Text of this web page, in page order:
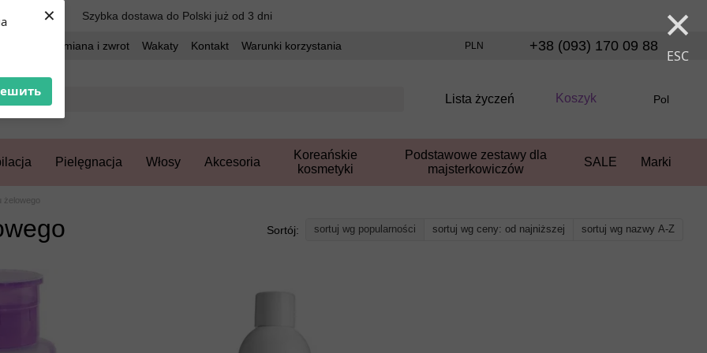
× ×
ESC
Szybka dostawa do Polski już od 3 dni
Wymiana i zwrot Wakaty Kontakt
Warunki korzystania
PLN +38 (093) 170 09 88
Lista życzeń Koszyk Pol
Pielęgnacja Włosy Akcesoria
Koreańskie
kosmetyki
Podstawowe zestawy dla
majsterkowiczów
SALE Marki
Sortój: sortuj wg popularności sortuj wg ceny: od najniższej sortuj wg nazwy A-Z